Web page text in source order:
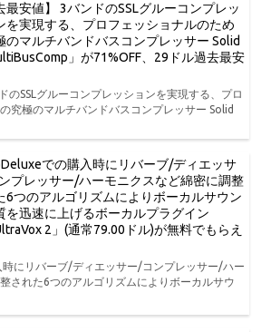
最安値】 3バンドのSSLグルーコンプレッ
を実現する、プロフェッショナルのため
のマルチバンドバスコンプレッサー Solid
」が71%OFF、29ドル過去最安
のSSLグルーコンプレッションを実現する、プロ
究極のマルチバンドバスコンプレッサー Solid
での購入時にリバーブ/ディエッサ
プレッサー/ハーモニクスなど綿密に調整
6つのアルゴリズムによりボーカルサウン
を迅速に上げるボーカルプラグイン
2」(通常79.00ドル)が無料でもらえ
にリバーブ/ディエッサー/コンプレッサー/ハー
された6つのアルゴリズムによりボーカルサウ